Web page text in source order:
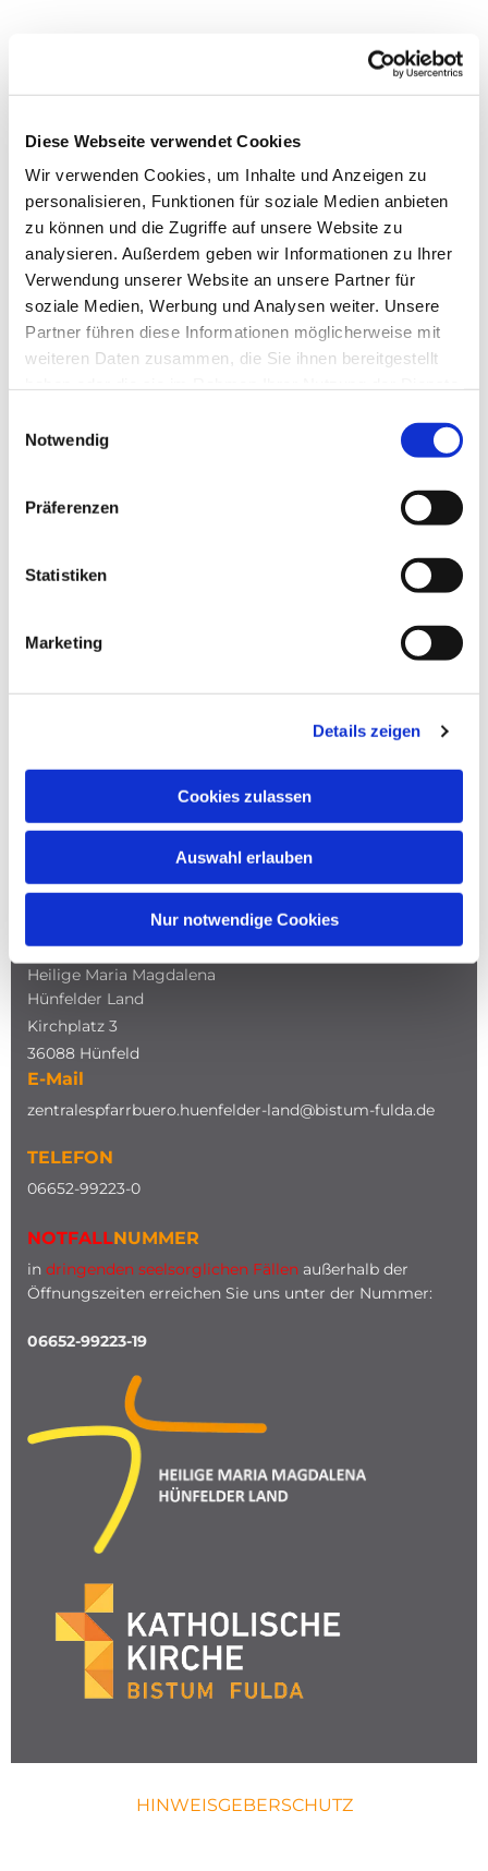
Diese Webseite verwendet Cookies
Wir verwenden Cookies, um Inhalte und Anzeigen zu
personalisieren, Funktionen für soziale Medien anbieten
zu können und die Zugriffe auf unsere Website zu
analysieren. Außerdem geben wir Informationen zu Ihrer
Verwendung unserer Website an unsere Partner für
soziale Medien, Werbung und Analysen weiter. Unsere
Partner führen diese Informationen möglicherweise mit
weiteren Daten zusammen, die Sie ihnen bereitgestellt
Notwendig
Präferenzen
Statistiken
Marketing
Details zeigen
Cookies zulassen
Auswahl erlauben
Nur notwendige Cookies
Dies könnte Sie auch
interessieren
NAVIGATION
Katholische Kirche
Heilige Maria Magdalena
Hünfelder Land
Kirchplatz 3
36088 Hünfeld
E-Mail
zentralespfarrbuero.huenfelder-land@bistum-fulda.de
TELEFON
06652-99223-0
NOTFALLNUMMER
in dringenden seelsorglichen Fällen außerhalb der
Öffnungszeiten erreichen Sie uns unter der Nummer:
06652-99223-19
HINWEISGEBERSCHUTZ